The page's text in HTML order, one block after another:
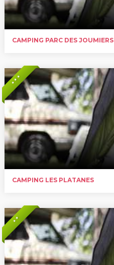
CAMPING PARC DES JOUMIERS
* * *
CAMPING LES PLATANES
* *